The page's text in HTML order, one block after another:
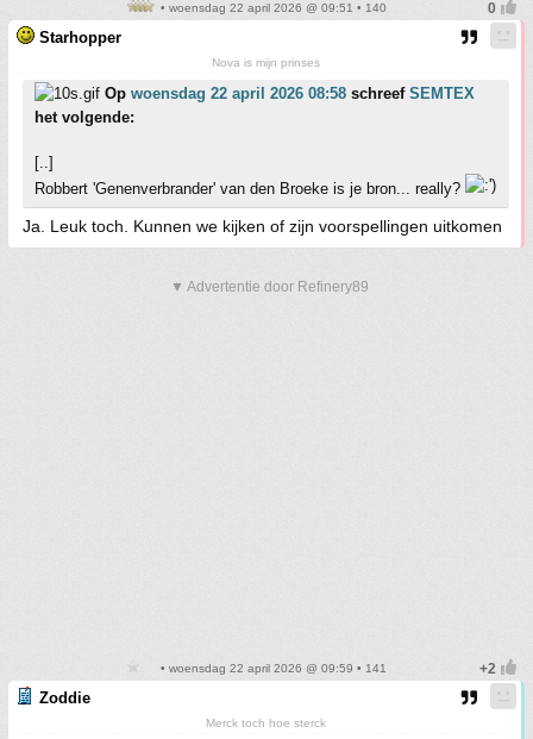
• woensdag 22 april 2026 @ 09:51 • 140
Starhopper
Nova is mijn prinses
Op woensdag 22 april 2026 08:58 schreef SEMTEX
het volgende:
[..]
Robbert 'Genenverbrander' van den Broeke is je bron... really?
Ja. Leuk toch. Kunnen we kijken of zijn voorspellingen uitkomen
▼ Advertentie door Refinery89
• woensdag 22 april 2026 @ 09:59 • 141
Zoddie
Merck toch hoe sterck